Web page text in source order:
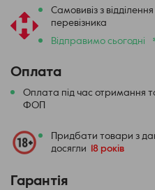
Самовивіз з
перевізника
Відправимо сьогодні
Оплата
Оплата під час отримання
ФОП
Придбати товари з
досягли
18 років
Гарантія